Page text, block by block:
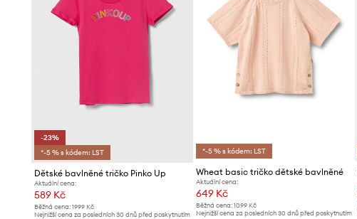
-23%
*-5 % s kódem: LST
Dětské bavlněné tričko Pinko Up
Aktuální cena:
589 Kč
Běžná cena: 1999 Kč
Nejnižší cena za posledních 30 dnů před poskytnutím
*-5 % s kódem: LST
Wheat basic tričko dětské bavlněné
Aktuální cena:
649 Kč
Běžná cena:1099 Kč
Nejnižší cena za posledních 30 dnů před poskytnutím